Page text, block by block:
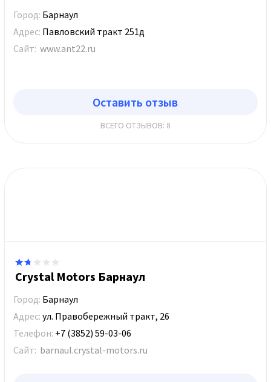
Город: Барнаул
Адрес: Павловский тракт 251д
Сайт: www.ant22.ru
Оставить отзыв
ВСЕГО ОТЗЫВОВ: 8
Crystal Motors Барнаул
Город: Барнаул
Адрес: ул. Правобережный тракт, 26
Телефон: +7 (3852) 59-03-06
Сайт: barnaul.crystal-motors.ru